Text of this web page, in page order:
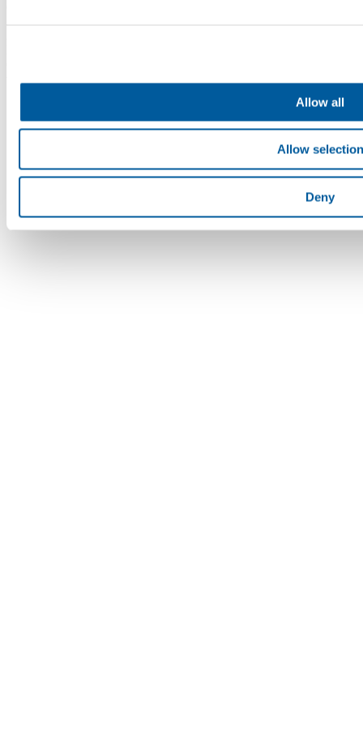
Allow all
Allow selection
Deny